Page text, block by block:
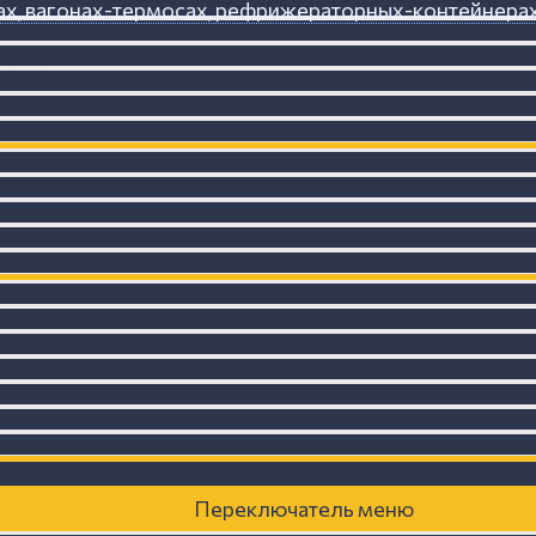
груза
Переключатель меню
вагонах-термосах, рефрижераторных-